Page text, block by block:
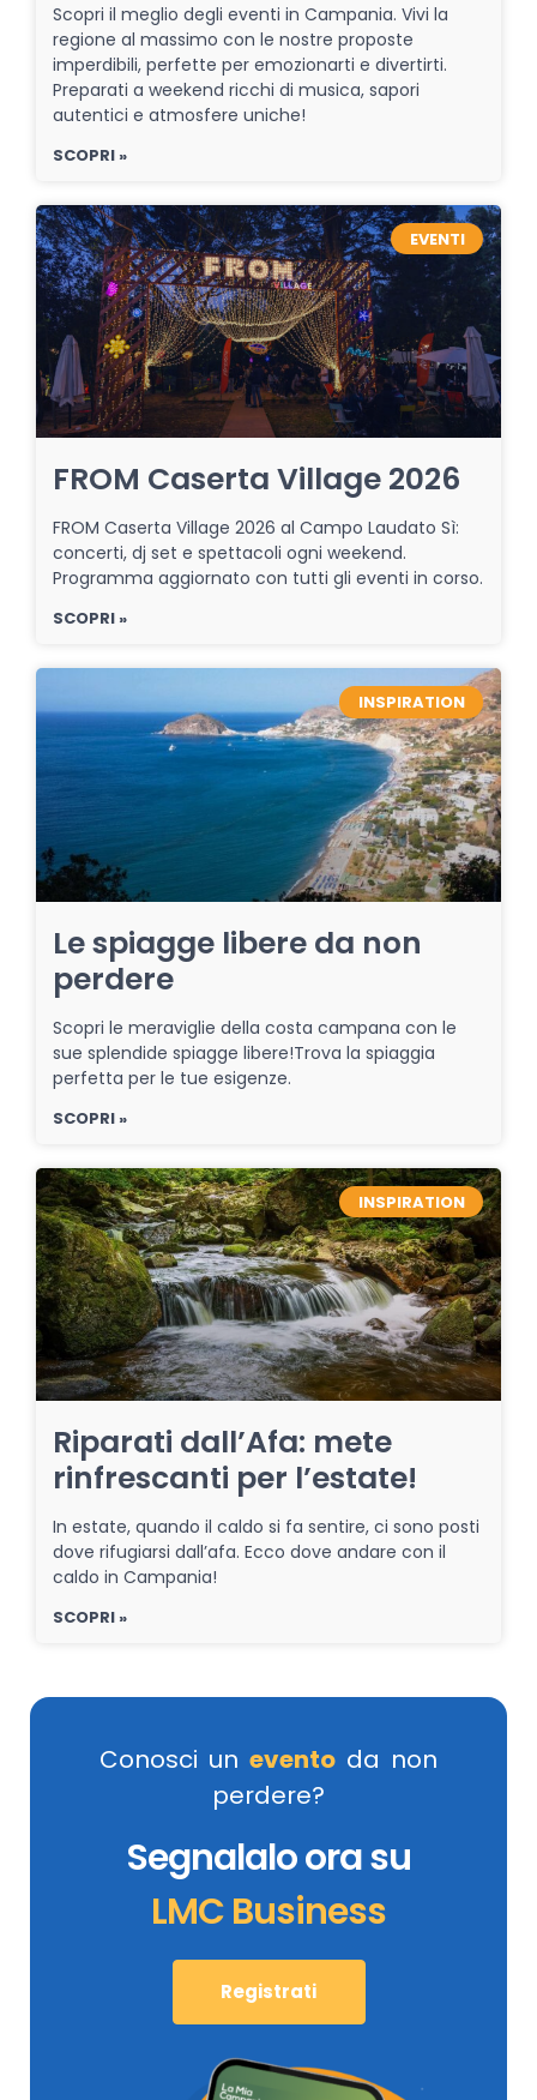
Scopri il meglio degli eventi in Campania. Vivi la
regione al massimo con le nostre proposte
imperdibili, perfette per emozionarti e divertirti.
Preparati a weekend ricchi di musica, sapori
autentici e atmosfere uniche!
SCOPRI »
EVENTI
FROM Caserta Village 2026
FROM Caserta Village 2026 al Campo Laudato Sì:
concerti, dj set e spettacoli ogni weekend.
Programma aggiornato con tutti gli eventi in corso.
SCOPRI »
INSPIRATION
Le spiagge libere da non
perdere
Scopri le meraviglie della costa campana con le
sue splendide spiagge libere!Trova la spiaggia
perfetta per le tue esigenze.
SCOPRI »
INSPIRATION
Riparati dall’Afa: mete
rinfrescanti per l’estate!
In estate, quando il caldo si fa sentire, ci sono posti
dove rifugiarsi dall’afa. Ecco dove andare con il
caldo in Campania!
SCOPRI »
Conosci un evento da non
perdere?
Segnalalo ora su
LMC Business
Registrati